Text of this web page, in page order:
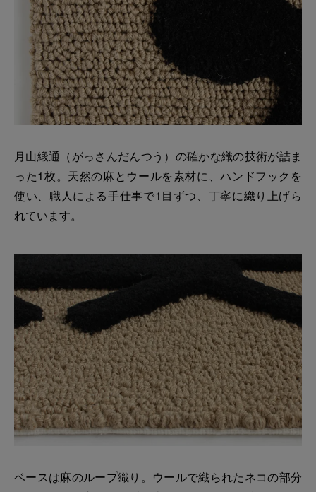
月山緞通（がっさんだんつう）の確かな織の技術が詰ま
った1枚。天然の麻とウールを素材に、ハンドフックを
使い、職人による手仕事で1目ずつ、丁寧に織り上げら
れています。
ベースは麻のループ織り。ウールで織られたネコの部分